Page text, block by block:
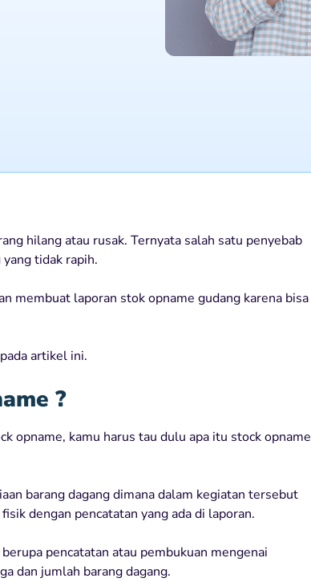
hilang atau rusak. Ternyata salah satu penyebab
tidak rapih.
membuat laporan stok opname gudang karena bisa
artikel ini.
?
opname, kamu harus tau dulu apa itu stock opname
barang dagang dimana dalam kegiatan tersebut
dengan pencatatan yang ada di laporan.
pencatatan atau pembukuan mengenai
dan jumlah barang dagang.